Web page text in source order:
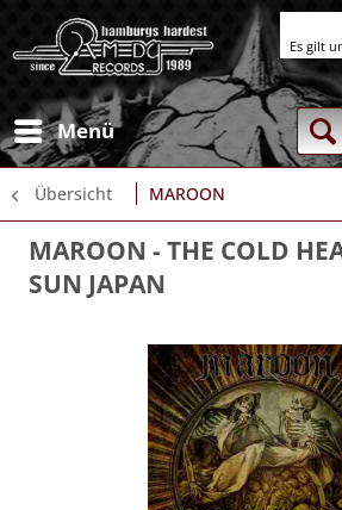
Menü
Übersicht MAROON
MAROON - THE COLD
SUN JAPAN
Es gilt